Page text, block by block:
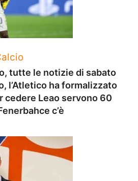
tutte le notizie di sabato
l’Atletico ha formalizzato
cedere Leao servono 60
c’è